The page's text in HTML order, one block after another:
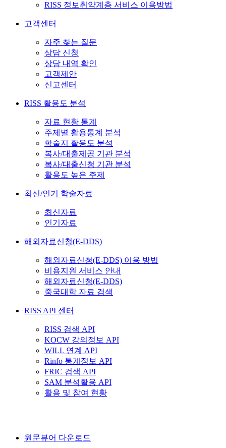
RISS 정보취약계층 서비스 이용방법
고객센터
자주 찾는 질문
상담 신청
상담 내역 확인
고객제안
신고센터
RISS 활용도 분석
자료 현황 통계
주제별 활용통계 분석
학술지 활용도 분석
복사/대출제공 기관 분석
복사/대출신청 기관 분석
활용도 높은 주제
최신/인기 학술자료
최신자료
인기자료
해외자료신청(E-DDS)
해외자료신청(E-DDS) 이용 방법
비용지원 서비스 안내
해외자료신청(E-DDS)
중국대학 자료 검색
RISS API 센터
RISS 검색 API
KOCW 강의정보 API
WILL 연계 API
Rinfo 통계정보 API
FRIC 검색 API
SAM 분석활용 API
활용 및 참여 현황
원문뷰어 다운로드